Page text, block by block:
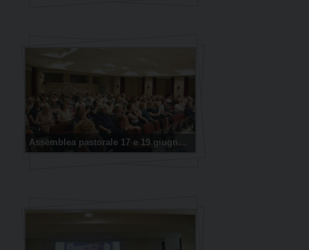
Assemblea pastorale 17 e 19 giugno 2019